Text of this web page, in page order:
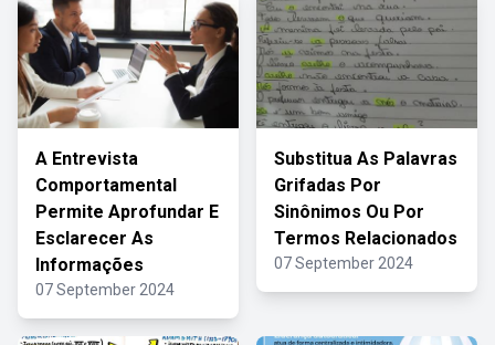
A Entrevista
Comportamental
Permite Aprofundar E
Esclarecer As
Informações
07 September 2024
Substitua As Palavras
Grifadas Por
Sinônimos Ou Por
Termos Relacionados
07 September 2024